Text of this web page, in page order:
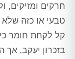
חרקים ומזיקים,
טבעי או כזה
קל לקחת חומר
בזכרון יעקב,